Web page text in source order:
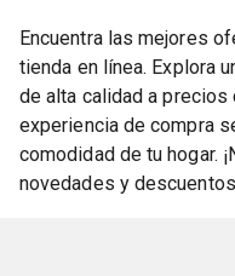
Encuentra las mejores
tienda en línea. Explora
de alta calidad a
experiencia de compra
comodidad de tu hogar.
novedades y